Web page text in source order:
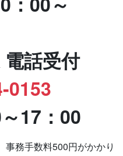
話受付
0153
17：00
務手数料500円がかかり